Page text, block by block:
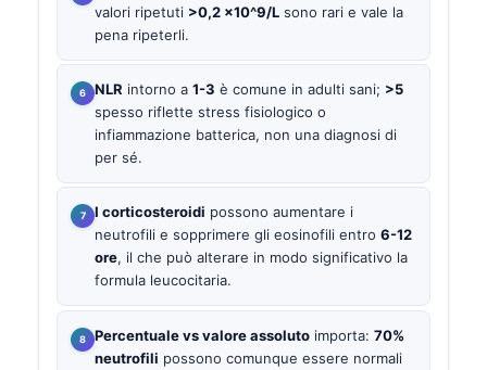
valori ripetuti >0,2 x10^9/L sono rari e vale la
pena ripeterli.
NLR intorno a 1-3 è comune in adulti sani; >5
spesso riflette stress fisiologico o
infiammazione batterica, non una diagnosi di
per sé.
I corticosteroidi possono aumentare i
neutrofili e sopprimere gli eosinofili entro 6-12
ore, il che può alterare in modo significativo la
formula leucocitaria.
Percentuale vs valore assoluto importa: 70%
neutrofili possono comunque essere normali